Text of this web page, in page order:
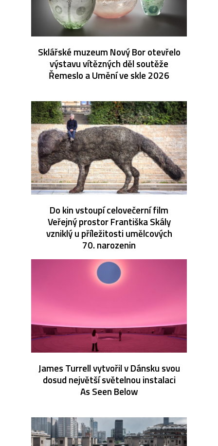
Sklářské muzeum Nový Bor otevřelo
výstavu vítězných děl soutěže
Řemeslo a Umění ve skle 2026
Do kin vstoupí celovečerní film
Veřejný prostor Františka Skály
vzniklý u příležitosti umělcových
70. narozenin
James Turrell vytvořil v Dánsku svou
dosud největší světelnou instalaci
As Seen Below